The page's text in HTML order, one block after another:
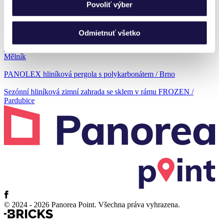
Povoliť výber
Odmietnuť všetko
Předchozí realizace
Mělník
PANOLEX hliníková pergola s polykarbonátem / Brno
Sezónní hliníková zimní zahrada se sklem v rámu FROZEN /
Pardubice
© 2024 - 2026 Panorea Point. Všechna práva vyhrazena.